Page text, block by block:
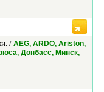
/ AEG, ARDO, Ariston,
Донбасс, Минск,